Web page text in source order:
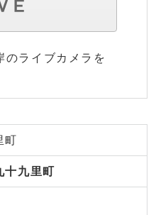
のライブカメラを
町
十九里町